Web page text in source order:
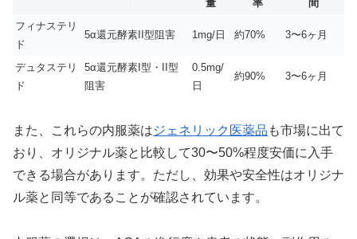
量
率
間
フィナステリ
ド
5α還元酵素II型阻害 1mg/日 約70% 3〜6ヶ月
デュタステリ
ド
5α還元酵素I型・II型
阻害
0.5mg/
日
約90% 3〜6ヶ月
また、これらの内服薬はジェネリック医薬品 も市場に出て
おり、オリジナル薬と比較して30〜50%程度安価に入手
できる場合があります。ただし、効果や安全性はオリジナ
ル薬と同等であることが確認されています。